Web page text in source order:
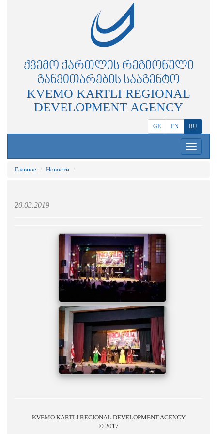
ᲥᲕᲔᲛᲝ ᲥᲐᲠᲗᲚᲘᲡ ᲠᲔᲒᲘᲝᲜᲣᲚᲘ
ᲒᲐᲜᲕᲘᲗᲐᲠᲔᲑᲘᲡ ᲡᲐᲐᲒᲔᲜᲢᲝ
KVEMO KARTLI REGIONAL
DEVELOPMENT AGENCY
GE EN RU
Toggle
navigation
Главное Новости
20.03.2019
KVEMO KARTLI REGIONAL DEVELOPMENT AGENCY
© 2017